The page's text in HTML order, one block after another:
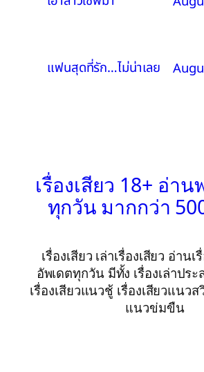
แฟนสุดที่รัก…ไม่น่าเลย
เรื่องเสียว 18+ อ่า
ทุกวัน มากกว่า
เรื่องเสียว เล่าเรื่องเสียว อ่านเ
อัพเดตทุกวัน มีทั้ง เรื่องเล่าปร
เรื่องเสียวแนวชู้ เรื่องเสียวแนวส
แนวข่มขืน